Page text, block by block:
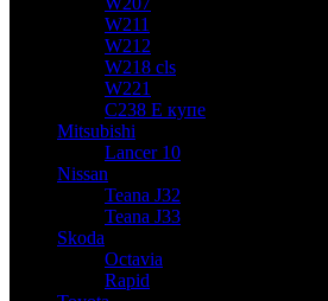
W211
W212
W218 cls
W221
C238 E купе
Mitsubishi
Lancer 10
Nissan
Teana J32
Teana J33
Skoda
Octavia
Rapid